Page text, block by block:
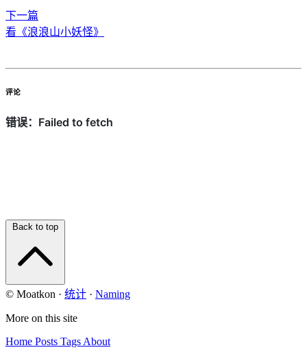
下一篇
看《浪浪山小妖怪》
评论
Back to top
© Moatkon · 统计 · Naming
More on this site
Home Posts Tags About